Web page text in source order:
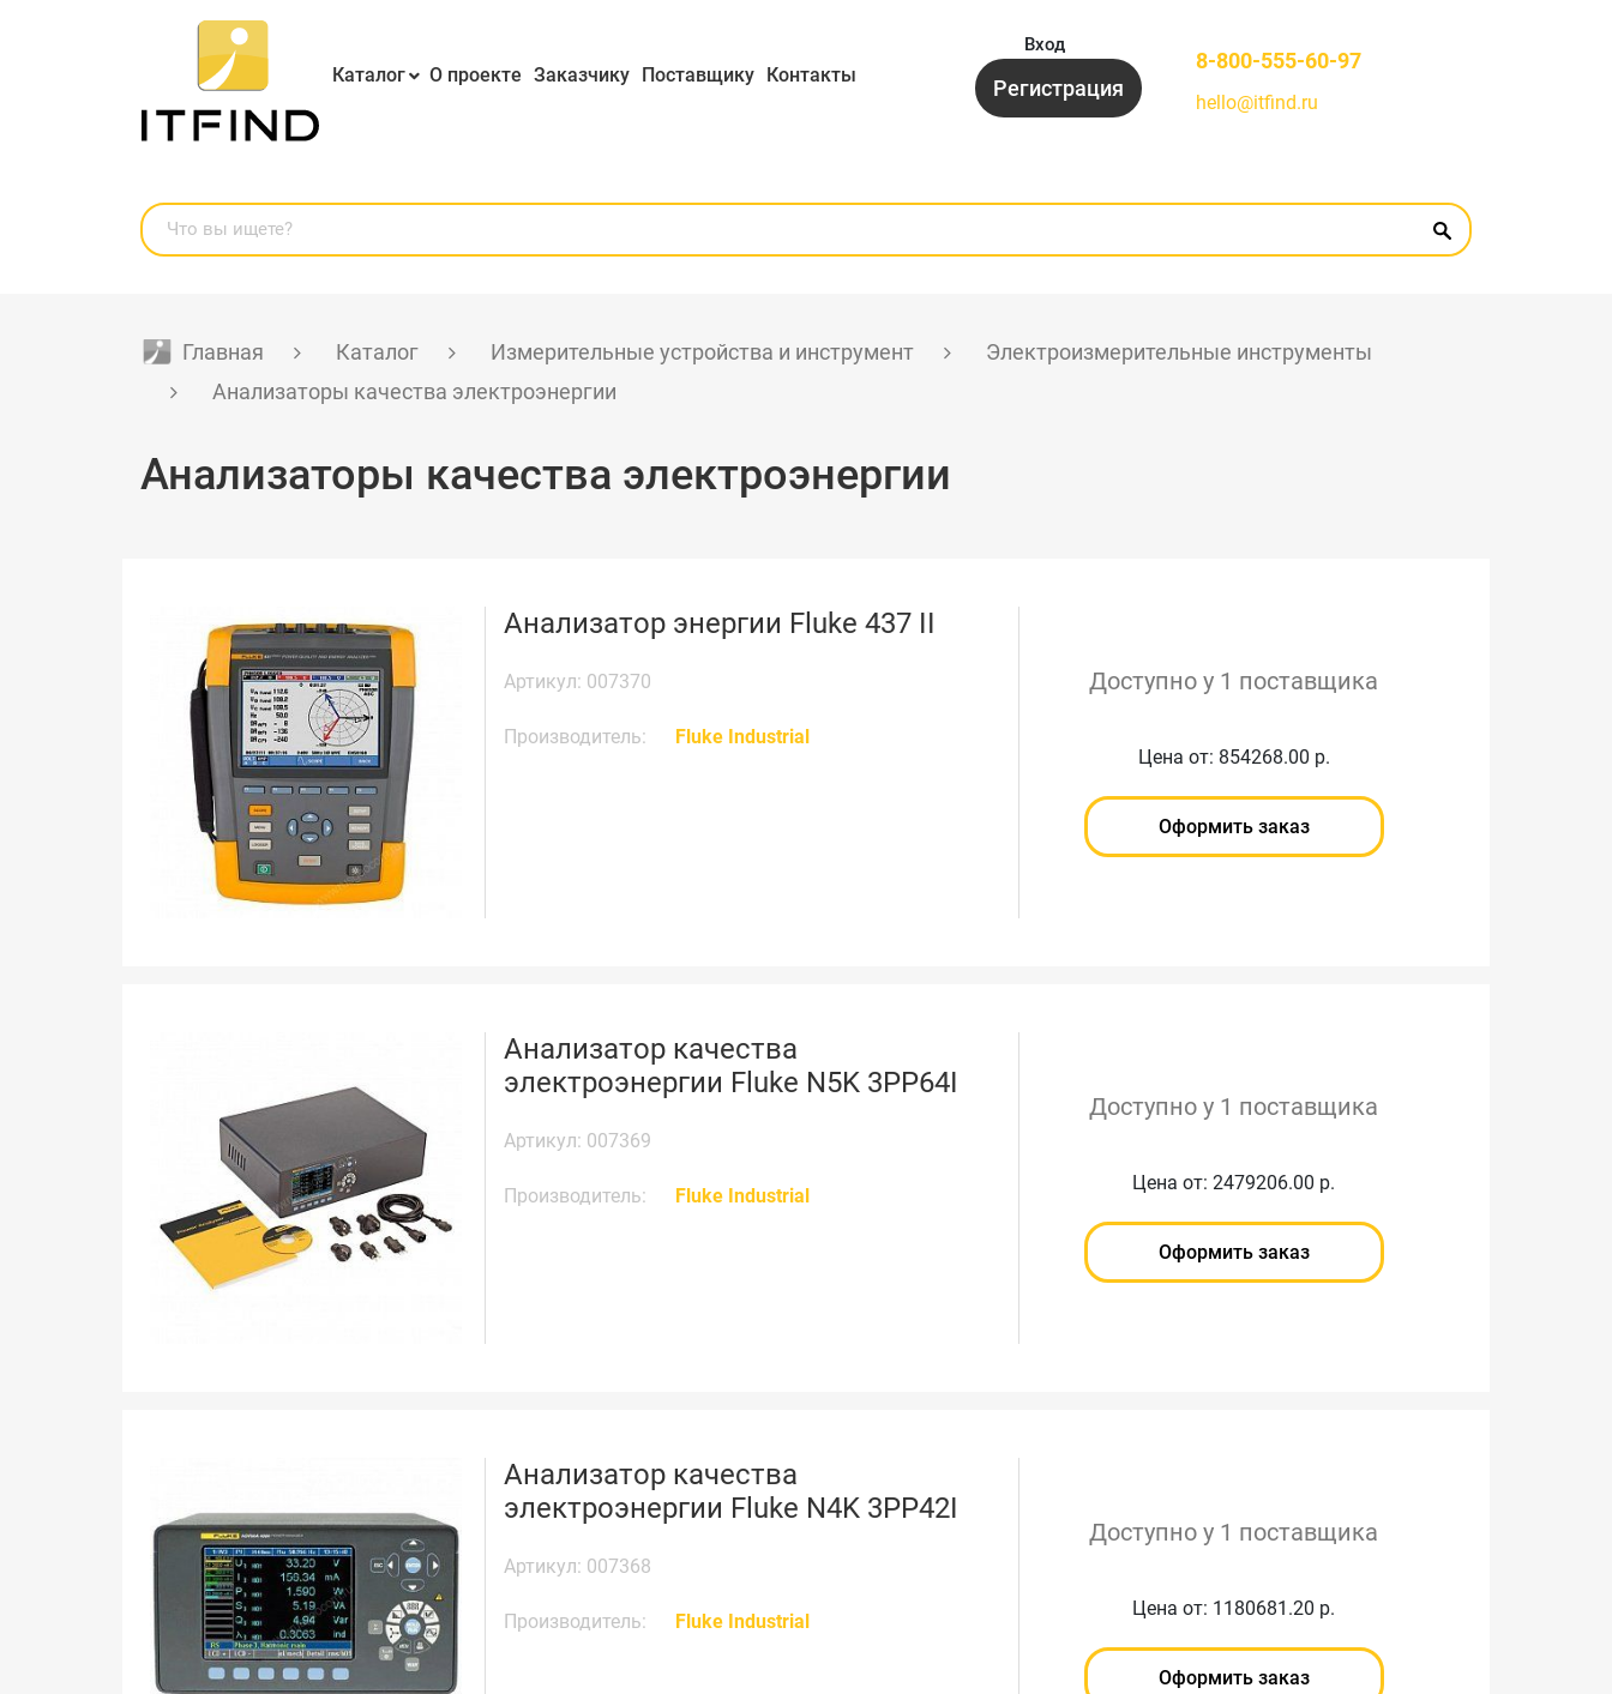
Каталог О проекте Заказчику Поставщику Контакты
Вход
Регистрация
8-800-555-60-97
hello@itfind.ru
Главная Каталог Измерительные устройства и инструмент
Электроизмерительные инструменты
Анализаторы качества электроэнергии
Анализаторы качества электроэнергии
Анализатор энергии Fluke 437 II
Артикул: 007370
Производитель: Fluke Industrial
Доступно у 1 поставщика
Цена от: 854268.00 р.
Оформить заказ
Анализатор качества
электроэнергии Fluke N5K 3PP64I
Артикул: 007369
Производитель: Fluke Industrial
Доступно у 1 поставщика
Цена от: 2479206.00 р.
Оформить заказ
Анализатор качества
электроэнергии Fluke N4K 3PP42I
Артикул: 007368
Производитель: Fluke Industrial
Доступно у 1 поставщика
Цена от: 1180681.20 р.
Оформить заказ